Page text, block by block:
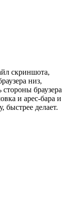
скриншота,
низ,
стороны браузера
и арес-бара и
быстрее делает.